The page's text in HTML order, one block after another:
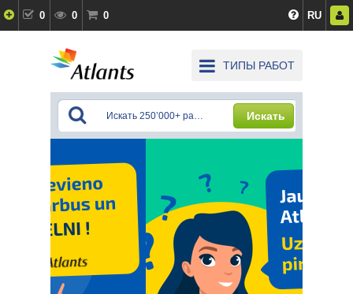
0 0 0 RU
ТИПЫ РАБОТ
Искать